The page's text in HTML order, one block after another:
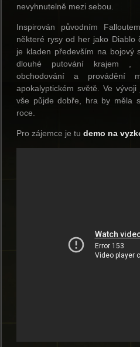
nevyhnutelně mezi sebou.
Inspirován původním
některé rysy od her jako Diablo
je kladen především na bojový
dlouhé putování krajem ,
obchodování a provádění
apokalyptickém světě. Ve
vše půjde dobře, hra by měla
roce.
Pro zájemce je tu demo na